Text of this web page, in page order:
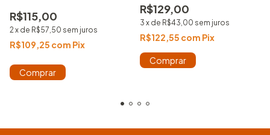
Estampada
R$115,00
2x de R$57,50 sem juros
R$109,25 com Pix
Comprar
R$129,00
3 x de R$43,00 sem juros
R$122,55 com Pix
Comprar